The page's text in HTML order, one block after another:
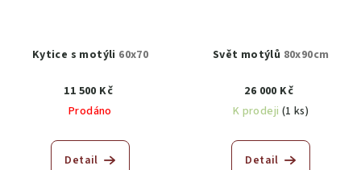
Kytice s motýli 60x70
11 500 Kč
Prodáno
Detail
Svět motýlů 80x90cm
26 000 Kč
K prodeji (1 ks)
Detail